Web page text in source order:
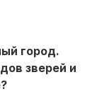
город.
зверей и